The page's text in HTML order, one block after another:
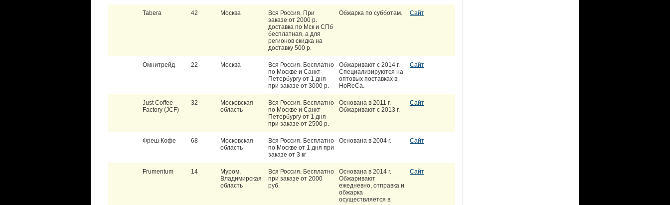
Tabera 42 Москва
Вся Россия. При
заказе от 2000 р.
доставка по Мск и СПб
бесплатная, а для
регионов скидка на
доставку 500 р.
Обжарка по субботам. Сайт
Омнитрейд 22 Москва
Вся Россия. Бесплатно
по Москве и Санкт-
Петербургу от 1 дня
при заказе от 3000 р.
Обжаривают с 2014 г.
Специализируются на
оптовых поставках в
HoReCa.
Сайт
Just Coffee
Factory (JCF)
32
Московская
область
Вся Россия. Бесплатно
по Москве и Санкт-
Петербургу от 1 дня
при заказе от 2500 р.
Основана в 2011 г.
Обжаривают с 2013 г.
Сайт
Фреш Кофе 68
Московская
область
Вся Россия. Бесплатно
по Москве от 1 дня при
заказе от 3 кг
Основана в 2004 г. Сайт
Frumentum 14
Муром,
Владимирская
область
Вся Россия. Бесплатно
при заказе от 2000
руб.
Основана в 2014 г.
Обжаривают
ежедневно, отправка и
обжарка
осуществляется в
Сайт